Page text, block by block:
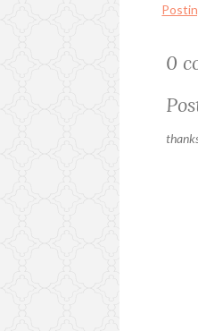
0